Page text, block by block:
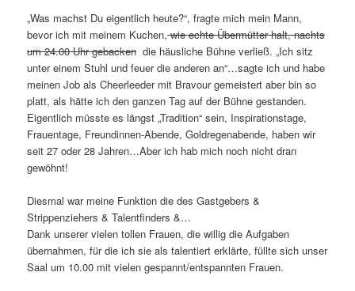
„Was machst Du eigentlich heute?“, fragte mich mein Mann,
bevor ich mit meinem Kuchen,wie echte Übermütter halt, nachts
um 24.00 Uhr gebacken die häusliche Bühne verließ. „Ich sitz
unter einem Stuhl und feuer die anderen an“…sagte ich und habe
meinen Job als Cheerleeder mit Bravour gemeistert aber bin so
platt, als hätte ich den ganzen Tag auf der Bühne gestanden.
Eigentlich müsste es längst „Tradition“ sein, Inspirationstage,
Frauentage, Freundinnen-Abende, Goldregenabende, haben wir
seit 27 oder 28 Jahren…Aber ich hab mich noch nicht dran
gewöhnt!
Diesmal war meine Funktion die des Gastgebers &
Strippenziehers & Talentfinders &…
Dank unserer vielen tollen Frauen, die willig die Aufgaben
übernahmen, für die ich sie als talentiert erklärte, füllte sich unser
Saal um 10.00 mit vielen gespannt/entspannten Frauen.